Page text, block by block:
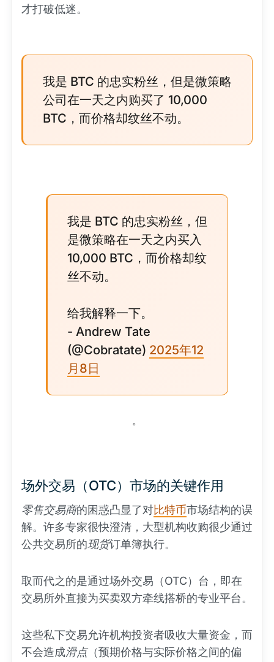
才打破低迷。
我是 BTC 的忠实粉丝，但是微策略
公司在一天之内购买了 10,000
BTC，而价格却纹丝不动。
我是 BTC 的忠实粉丝，但
是微策略在一天之内买入
10,000 BTC，而价格却纹
丝不动。
给我解释一下。
- Andrew Tate
(@Cobratate) 2025年12
月8日
。
场外交易（OTC）市场的关键作用
零售交易商的困惑凸显了对比特币市场结构的误
解。许多专家很快澄清，大型机构收购很少通过
公共交易所的现货订单簿执行。
取而代之的是通过场外交易（OTC）台，即在
交易所外直接为买卖双方牵线搭桥的专业平台。
这些私下交易允许机构投资者吸收大量资金，而
不会造成滑点（预期价格与实际价格之间的偏